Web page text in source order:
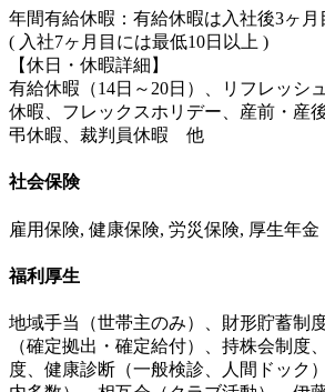
年間有給休暇：有給休暇は入社後3ヶ
( 入社7ヶ月目には最低10日以上 )
【休日・休暇詳細】
有給休暇（14日～20日）、リフレッシ
休暇、フレックスホリデー、産前・産
弔休暇、裁判員休暇 他
社会保険
雇用保険, 健康保険, 労災保険, 厚生年金
福利厚生
地域手当（世帯主のみ）、財形貯蓄制
（確定拠出・確定給付）、持株会制度
度、健康診断（一般検診、人間ドック